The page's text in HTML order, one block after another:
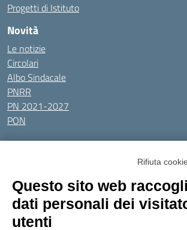
Progetti di Istituto
Novità
Le notizie
Circolari
Albo Sindacale
PNRR
PN 2021-2027
PON
Tutti gli argomenti
Amministrazione Trasparente
Dichiarazione di accessibilitàObiettivi di
Seguici su:
Rifiuta
Questo sito web
dati personali dei
utenti